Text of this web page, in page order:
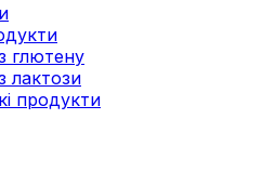
глютену
лактози
продукти